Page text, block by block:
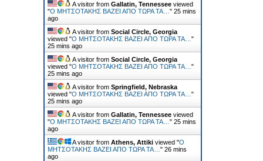
A visitor from Gallatin, Tennessee viewed
"Ο ΜΗΤΣΟΤΑΚΗΣ ΒΑΖΕΙ ΑΠΟ ΤΩΡΑ ΤΑ… " 25 mins
ago
A visitor from Social Circle, Georgia
viewed "Ο ΜΗΤΣΟΤΑΚΗΣ ΒΑΖΕΙ ΑΠΟ ΤΩΡΑ ΤΑ… "
25 mins ago
A visitor from Social Circle, Georgia
viewed "Ο ΜΗΤΣΟΤΑΚΗΣ ΒΑΖΕΙ ΑΠΟ ΤΩΡΑ ΤΑ… "
25 mins ago
A visitor from Springfield, Nebraska
viewed "Ο ΜΗΤΣΟΤΑΚΗΣ ΒΑΖΕΙ ΑΠΟ ΤΩΡΑ ΤΑ… "
25 mins ago
A visitor from Gallatin, Tennessee viewed
"Ο ΜΗΤΣΟΤΑΚΗΣ ΒΑΖΕΙ ΑΠΟ ΤΩΡΑ ΤΑ… " 25 mins
ago
A visitor from Athens, Attiki viewed "Ο
ΜΗΤΣΟΤΑΚΗΣ ΒΑΖΕΙ ΑΠΟ ΤΩΡΑ ΤΑ… " 26 mins
ago